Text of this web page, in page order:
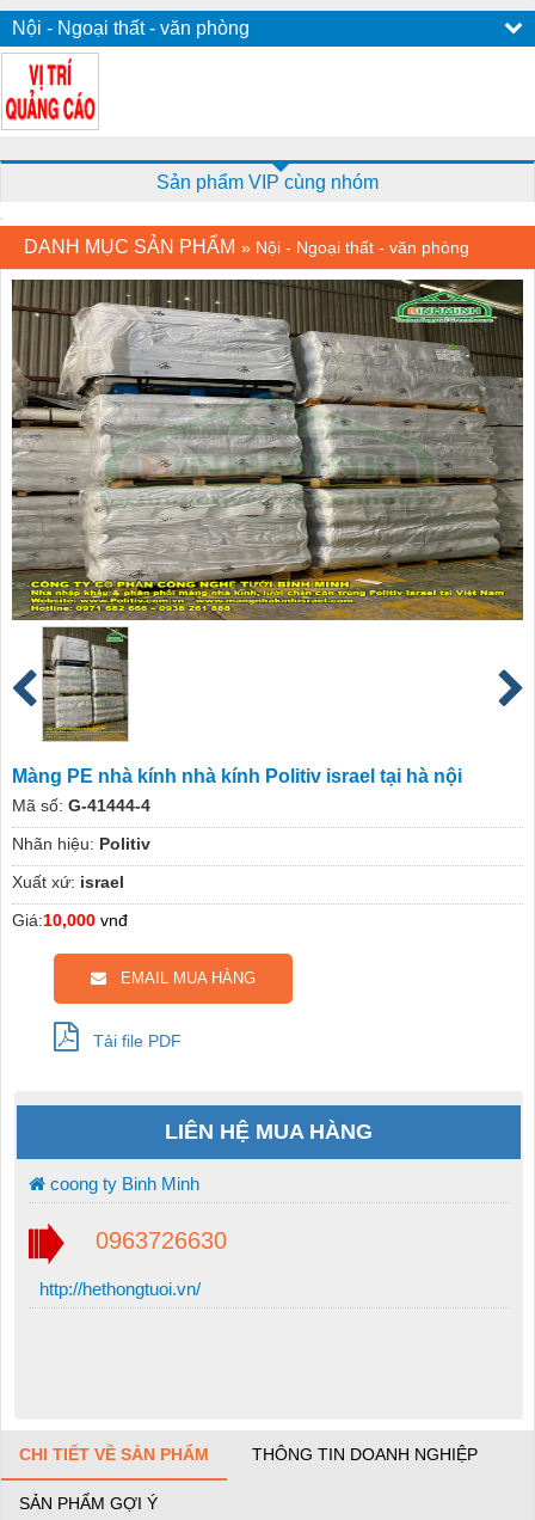
Nội - Ngoại thất - văn phòng
Sản phẩm VIP cùng nhóm
DANH MỤC SẢN PHẨM » Nội - Ngoại thất - văn phòng
Màng PE nhà kính nhà kính Politiv israel tại hà nội
Mã số: G-41444-4
Nhãn hiệu: Politiv
Xuất xứ: israel
Giá:10,000 vnđ
EMAIL MUA HÀNG
Tải file PDF
LIÊN HỆ MUA HÀNG
coong ty Binh Minh
0963726630
http://hethongtuoi.vn/
CHI TIẾT VỀ SẢN PHẨM THÔNG TIN DOANH NGHIỆP
SẢN PHẨM GỢI Ý